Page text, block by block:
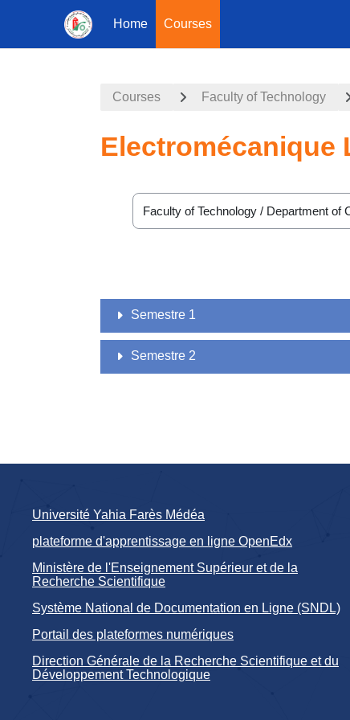
Home Courses
Courses Faculty of Technology
Electromécanique
Course categories
Semestre 1
Semestre 2
Université Yahia Farès Médéa
plateforme d'apprentissage en ligne OpenEdx
Ministère de l'Enseignement Supérieur et de la
Recherche Scientifique
Système National de Documentation en Ligne (SNDL)
Portail des plateformes numériques
Direction Générale de la Recherche Scientifique et du
Développement Technologique